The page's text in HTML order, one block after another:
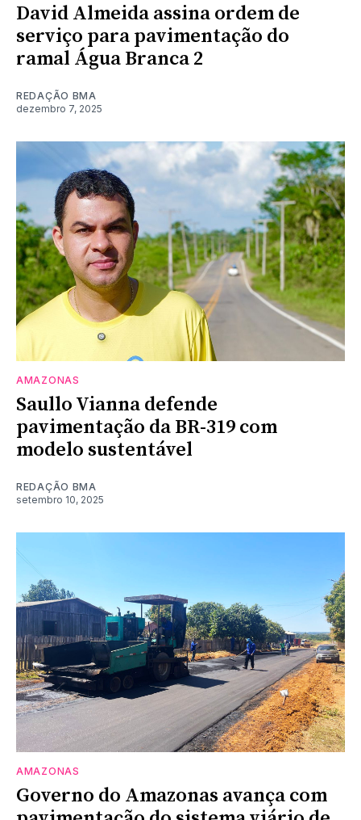
David Almeida assina ordem de
serviço para pavimentação do
ramal Água Branca 2
REDAÇÃO BMA
dezembro 7, 2025
AMAZONAS
Saullo Vianna defende
pavimentação da BR-319 com
modelo sustentável
REDAÇÃO BMA
setembro 10, 2025
AMAZONAS
Governo do Amazonas avança com